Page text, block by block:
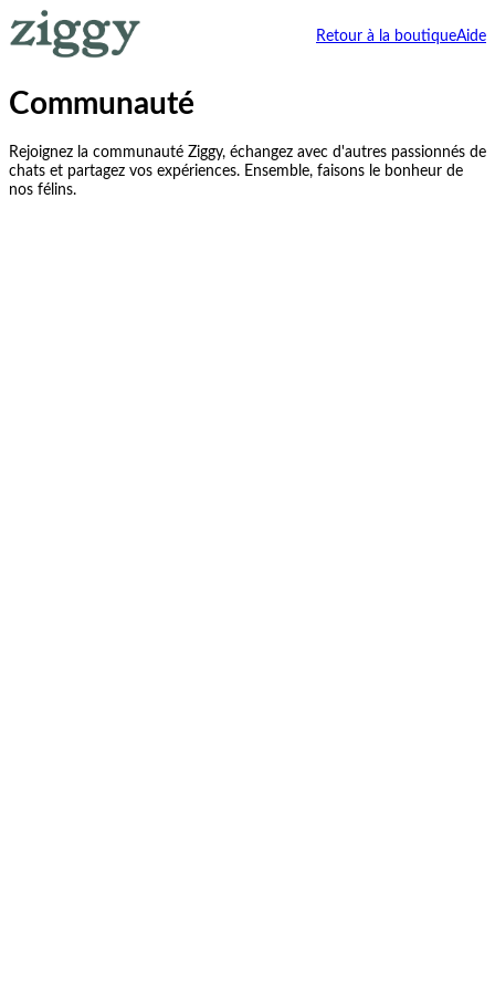
Retour à la boutiqueAide
Communauté
Rejoignez la communauté Ziggy, échangez avec d'autres passionnés de
chats et partagez vos expériences. Ensemble, faisons le bonheur de
nos félins.